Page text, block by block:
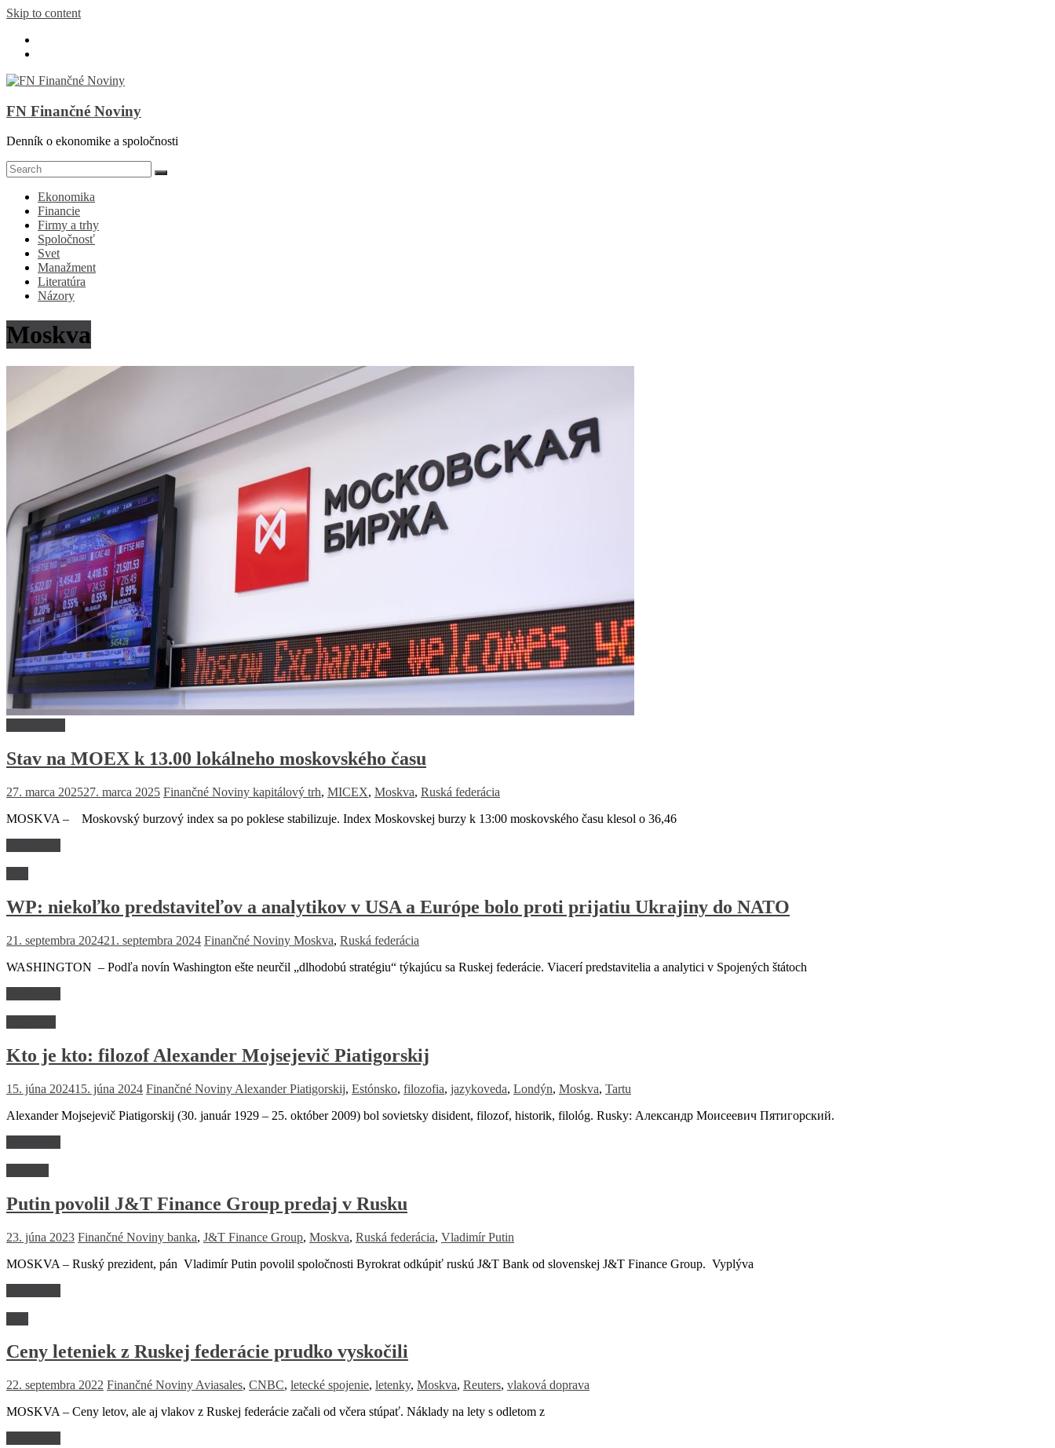
Skip to content
FN Finančné Noviny
Denník o ekonomike a spoločnosti
Ekonomika
Financie
Firmy a trhy
Spoločnosť
Svet
Manažment
Literatúra
Názory
Moskva
Stav na MOEX k 13.00 lokálneho moskovského času
27. marca 202527. marca 2025 Finančné Noviny kapitálový trh, MICEX, Moskva, Ruská federácia
MOSKVA – Moskovský burzový index sa po poklese stabilizuje. Index Moskovskej burzy k 13:00 moskovského času klesol o 36,46
WP: niekoľko predstaviteľov a analytikov v USA a Európe bolo proti prijatiu Ukrajiny do NATO
21. septembra 202421. septembra 2024 Finančné Noviny Moskva, Ruská federácia
WASHINGTON – Podľa novín Washington ešte neurčil „dlhodobú stratégiu“ týkajúcu sa Ruskej federácie. Viacerí predstavitelia a analytici v Spojených štátoch
Kto je kto: filozof Alexander Mojsejevič Piatigorskij
15. júna 202415. júna 2024 Finančné Noviny Alexander Piatigorskij, Estónsko, filozofia, jazykoveda, Londýn, Moskva, Tartu
Alexander Mojsejevič Piatigorskij (30. január 1929 – 25. október 2009) bol sovietsky disident, filozof, historik, filológ. Rusky: Александр Моисеевич Пятигорский.
Putin povolil J&T Finance Group predaj v Rusku
23. júna 2023 Finančné Noviny banka, J&T Finance Group, Moskva, Ruská federácia, Vladimír Putin
MOSKVA – Ruský prezident, pán Vladimír Putin povolil spoločnosti Byrokrat odkúpiť ruskú J&T Bank od slovenskej J&T Finance Group. Vyplýva
Ceny leteniek z Ruskej federácie prudko vyskočili
22. septembra 2022 Finančné Noviny Aviasales, CNBC, letecké spojenie, letenky, Moskva, Reuters, vlaková doprava
MOSKVA – Ceny letov, ale aj vlakov z Ruskej federácie začali od včera stúpať. Náklady na lety s odletom z